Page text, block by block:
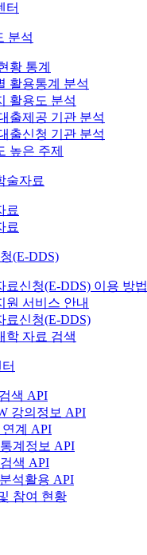
터
분석
황 통계
활용통계 분석
활용도 분석
출제공 기관 분석
출신청 기관 분석
높은 주제
술자료
료
료
(E-DDS)
료신청(E-DDS) 이용 방법
원 서비스 안내
료신청(E-DDS)
학 자료 검색
색 API
강의정보 API
계 API
계정보 API
색 API
석활용 API
참여 현황